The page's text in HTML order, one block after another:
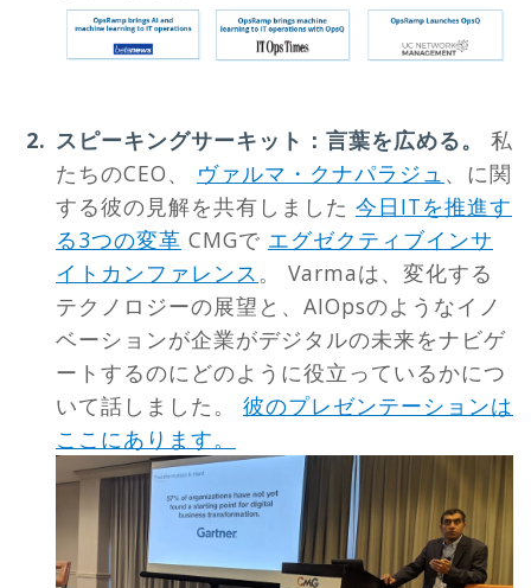
スピーキングサーキット：言葉を広める。 私
たちのCEO、 ヴァルマ・クナパラジュ 、に関
する彼の見解を共有しました 今日ITを推進す
る3つの変革 CMGで エグゼクティブインサ
イトカンファレンス 。 Varmaは、変化する
テクノロジーの展望と、AIOpsのようなイノ
ベーションが企業がデジタルの未来をナビゲ
ートするのにどのように役立っているかにつ
いて話しました。 彼のプレゼンテーションは
ここにあります。